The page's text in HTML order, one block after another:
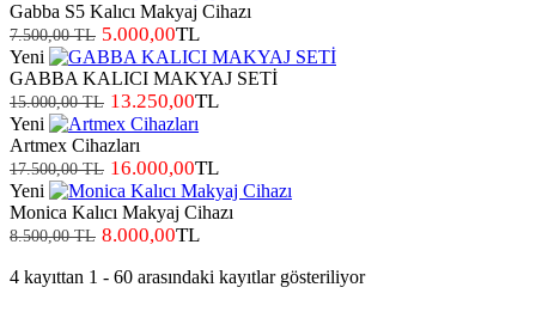
Gabba S5 Kalıcı Makyaj Cihazı
7.500,00 TL 5.000,00TL
Yeni
GABBA KALICI MAKYAJ SETİ
15.000,00 TL 13.250,00TL
Yeni
Artmex Cihazları
17.500,00 TL 16.000,00TL
Yeni
Monica Kalıcı Makyaj Cihazı
8.500,00 TL 8.000,00TL
4 kayıttan 1 - 60 arasındaki kayıtlar gösteriliyor